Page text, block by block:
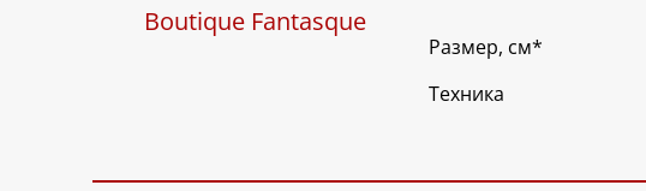
Boutique Fantasque
Размер, см*
Техника